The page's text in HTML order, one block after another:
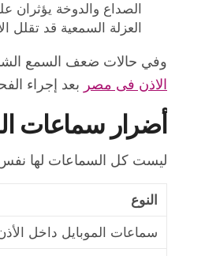
الصداع والدوخة يؤثران
العزلة السمعية قد تقلل
وفي حالات ضعف السمع
الاذن فى مصر بعد إجراء
أضرار سماعات
ليست كل السماعات لها
النوع
سماعات الموبايل داخل